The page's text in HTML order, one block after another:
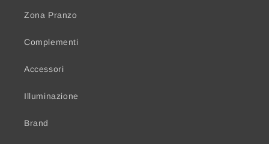
Zona Pranzo
Complementi
Accessori
Illuminazione
Brand